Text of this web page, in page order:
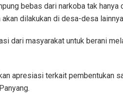
bebas dari narkoba tak hanya
dilakukan di desa-desa
dari masyarakat untuk berani
apresiasi terkait pembentukan